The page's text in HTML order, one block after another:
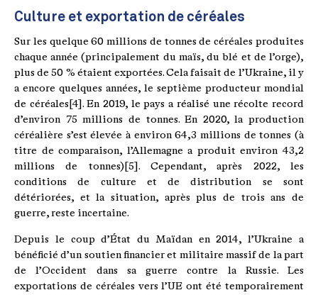
Culture et exportation de céréales
Sur les quelque 60 millions de tonnes de céréales produites
chaque année (principalement du maïs, du blé et de l’orge),
plus de 50 % étaient exportées. Cela faisait de l’Ukraine, il y
a encore quelques années, le septième producteur mondial
de céréales[4]. En 2019, le pays a réalisé une récolte record
d’environ 75 millions de tonnes. En 2020, la production
céréalière s’est élevée à environ 64,3 millions de tonnes (à
titre de comparaison, l’Allemagne a produit environ 43,2
millions de tonnes)[5]. Cependant, après 2022, les
conditions de culture et de distribution se sont
détériorées, et la situation, après plus de trois ans de
guerre, reste incertaine.
Depuis le coup d’État du Maïdan en 2014, l’Ukraine a
bénéficié d’un soutien financier et militaire massif de la part
de l’Occident dans sa guerre contre la Russie. Les
exportations de céréales vers l’UE ont été temporairement